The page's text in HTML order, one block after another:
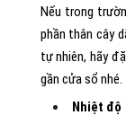
Nếu trong
phần thân cây
tự nhiên, hãy
gần cửa sổ nhé.
Nhiệt độ